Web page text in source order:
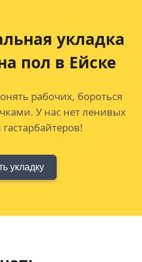
укладка
пол в Ейске
рабочих, бороться
У нас нет ленивых
укладку